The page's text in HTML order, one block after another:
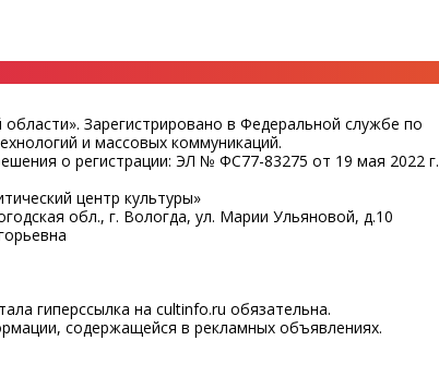
Зарегистрировано в Федеральной службе по
и массовых коммуникаций.
о регистрации: ЭЛ № ФС77-83275 от 19 мая 2022 г.
центр культуры»
обл., г. Вологда, ул. Марии Ульяновой, д.10
гиперссылка на cultinfo.ru обязательна.
содержащейся в рекламных объявлениях.